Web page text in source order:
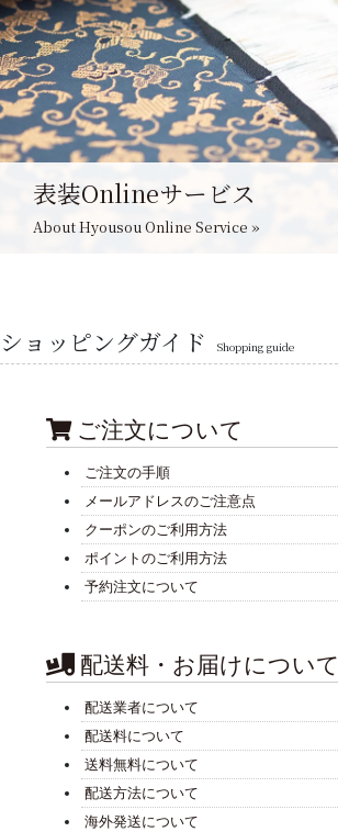
表装Onlineサービス
About Hyousou Online Service »
ショッピングガイド Shopping guide
ご注文について
ご注文の手順
メールアドレスのご注意点
クーポンのご利用方法
ポイントのご利用方法
予約注文について
配送料・お届けについて
配送業者について
配送料について
送料無料について
配送方法について
海外発送について